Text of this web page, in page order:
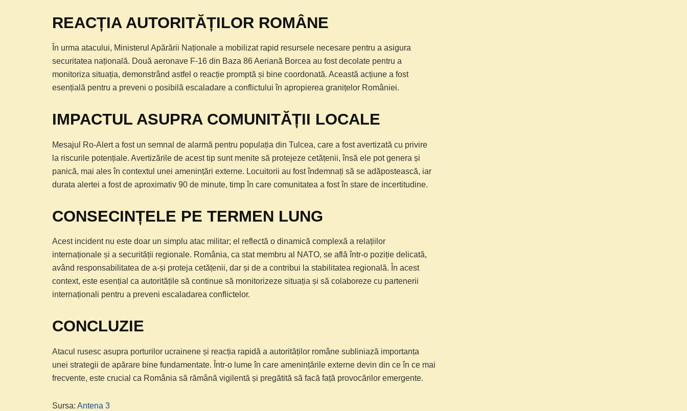
REACȚIA AUTORITĂȚILOR ROMÂNE
În urma atacului, Ministerul Apărării Naționale a mobilizat rapid resursele necesare pentru a asigura
securitatea națională. Două aeronave F-16 din Baza 86 Aeriană Borcea au fost decolate pentru a
monitoriza situația, demonstrând astfel o reacție promptă și bine coordonată. Această acțiune a fost
esențială pentru a preveni o posibilă escaladare a conflictului în apropierea granițelor României.
IMPACTUL ASUPRA COMUNITĂȚII LOCALE
Mesajul Ro-Alert a fost un semnal de alarmă pentru populația din Tulcea, care a fost avertizată cu privire
la riscurile potențiale. Avertizările de acest tip sunt menite să protejeze cetățenii, însă ele pot genera și
panică, mai ales în contextul unei amenințări externe. Locuitorii au fost îndemnați să se adăpostească, iar
durata alertei a fost de aproximativ 90 de minute, timp în care comunitatea a fost în stare de incertitudine.
CONSECINȚELE PE TERMEN LUNG
Acest incident nu este doar un simplu atac militar; el reflectă o dinamică complexă a relațiilor
internaționale și a securității regionale. România, ca stat membru al NATO, se află într-o poziție delicată,
având responsabilitatea de a-și proteja cetățenii, dar și de a contribui la stabilitatea regională. În acest
context, este esențial ca autoritățile să continue să monitorizeze situația și să colaboreze cu partenerii
internaționali pentru a preveni escaladarea conflictelor.
CONCLUZIE
Atacul rusesc asupra porturilor ucrainene și reacția rapidă a autorităților române subliniază importanța
unei strategii de apărare bine fundamentate. Într-o lume în care amenințările externe devin din ce în ce mai
frecvente, este crucial ca România să rămână vigilentă și pregătită să facă față provocărilor emergente.
Sursa: Antena 3